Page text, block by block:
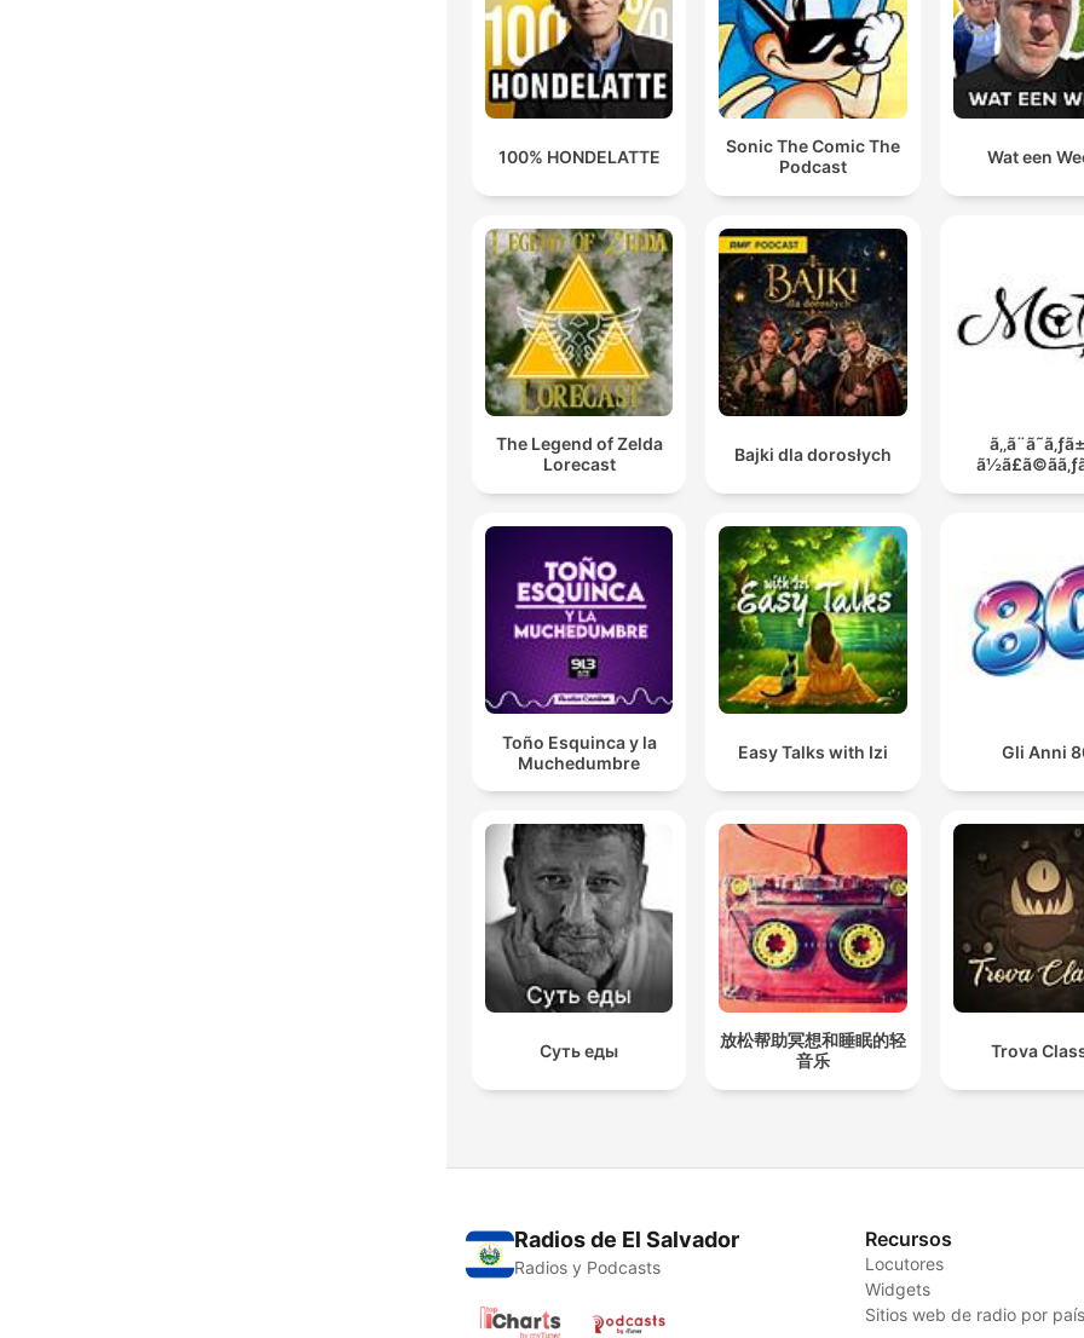
100% HONDELATTE
Sonic The Comic The
Podcast
Wat een
The Legend of Zelda
Lorecast
Bajki dla dorosłych
Toño Esquinca y la
Muchedumbre
Easy Talks with Izi Gli Anni
Суть еды
放松帮助冥想和睡眠的轻
音乐
Trova
Radios de El Salvador
Radios y Podcasts
Recursos
Locutores
Widgets
Sitios web de radio por